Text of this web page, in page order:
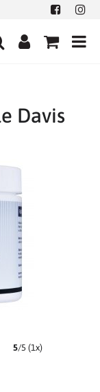
Facebook
Davis
5/5 (1x)